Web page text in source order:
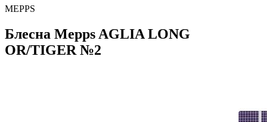
MEPPS
Блесна Mepps AGLIA LONG
OR/TIGER №2